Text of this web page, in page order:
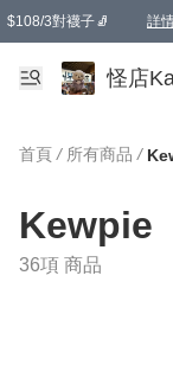
$108/3對襪子🧦 詳
卡通傘☂️2把8折
購物滿 HKD 650.00即享
怪店
首頁 / 所有商品 /
Kewpie
36項 商品